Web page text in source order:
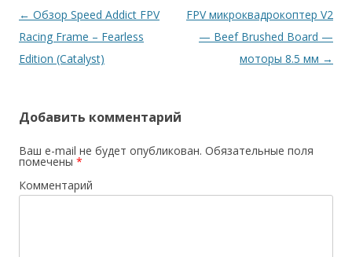
Навигация
по
записям
← Обзор Speed Addict FPV
Racing Frame – Fearless
Edition (Catalyst)
FPV микроквадрокоптер V2
— Beef Brushed Board —
моторы 8.5 мм →
Добавить комментарий
Ваш e-mail не будет опубликован. Обязательные поля
помечены *
Комментарий